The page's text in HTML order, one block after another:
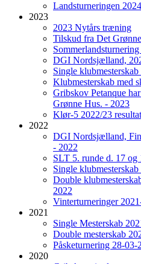
Landsturneringen 2024
2023
2023 Nytårs træning
Tilskud fra Det
DGI Nordsjælland,
Single
Klubmesterskab med
Gribskov Petanque
Grønne Hus. - 2023
Klør-5 2022/23
2022
DGI Nordsjælland,
- 2022
SLT 5. runde d. 17 og
Single
Double
2022
Vinterturneringer
2021
Single Mesterskab
Double mesterskab
Påsketurnering 28-03-
2020